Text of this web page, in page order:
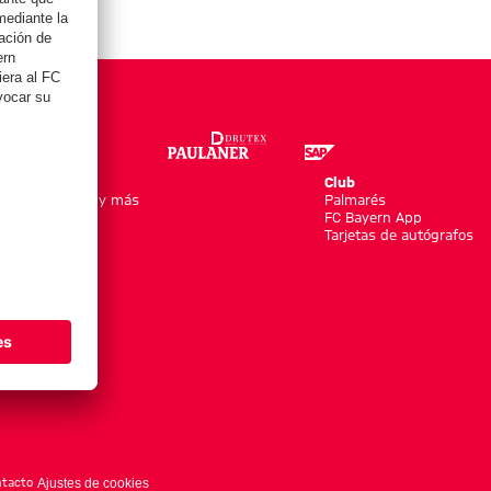
Equipaciones y más
Club
Palmarés
FC Bayern App
Tarjetas de autógrafos
Ajustes de cookies